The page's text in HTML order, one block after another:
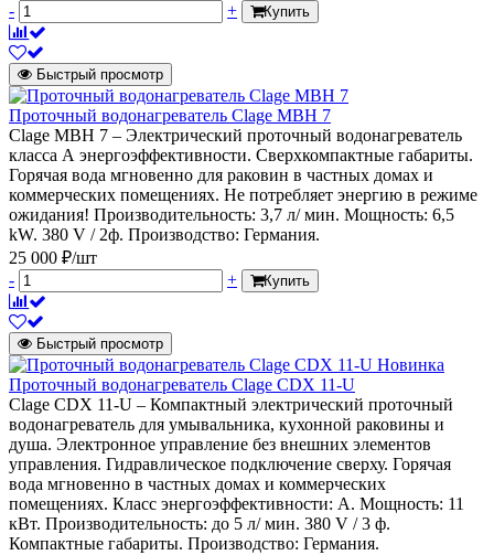
-
+ Купить
Быстрый просмотр
Проточный водонагреватель Clage MBH 7
Clage MBH 7 – Электрический проточный водонагреватель
класса А энергоэффективности. Сверхкомпактные габариты.
Горячая вода мгновенно для раковин в частных домах и
коммерческих помещениях. Не потребляет энергию в режиме
ожидания! Производительность: 3,7 л/ мин. Мощность: 6,5
kW. 380 V / 2ф. Производство: Германия.
25 000 ₽/шт
-
+ Купить
Быстрый просмотр
Новинка
Проточный водонагреватель Clage CDX 11-U
Clage CDX 11-U – Компактный электрический проточный
водонагреватель для умывальника, кухонной раковины и
душа. Электронное управление без внешних элементов
управления. Гидравлическое подключение сверху. Горячая
вода мгновенно в частных домах и коммерческих
помещениях. Класс энергоэффективности: А. Мощность: 11
кВт. Производительность: до 5 л/ мин. 380 V / 3 ф.
Компактные габариты. Производство: Германия.